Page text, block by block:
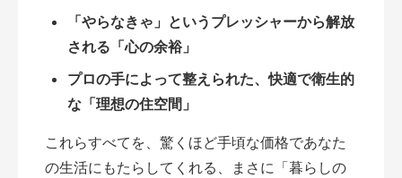
「やらなきゃ」というプレッシャーから解放
される「心の余裕」
プロの手によって整えられた、快適で衛生的
な「理想の住空間」
これらすべてを、驚くほど手頃な価格であなた
の生活にもたらしてくれる、まさに「暮らしの